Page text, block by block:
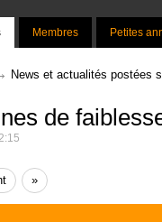
Membres Petites
News et actualités postées
de
»